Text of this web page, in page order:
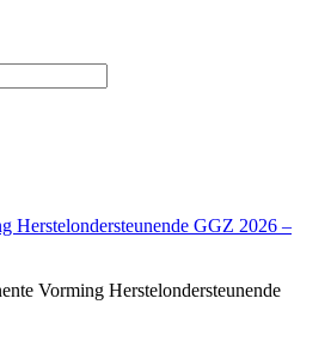
Herstelondersteunende GGZ 2026 –
Vorming Herstelondersteunende